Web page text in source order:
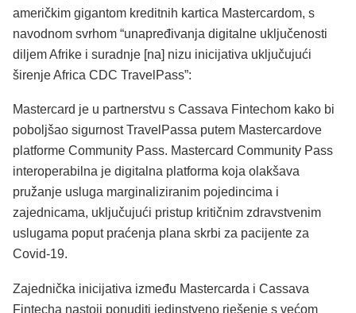
američkim gigantom kreditnih kartica Mastercardom, s
navodnom svrhom “unapređivanja digitalne uključenosti
diljem Afrike i suradnje [na] nizu inicijativa uključujući
širenje Africa CDC TravelPass”:
Mastercard je u partnerstvu s Cassava Fintechom kako bi
poboljšao sigurnost TravelPassa putem Mastercardove
platforme Community Pass. Mastercard Community Pass
interoperabilna je digitalna platforma koja olakšava
pružanje usluga marginaliziranim pojedincima i
zajednicama, uključujući pristup kritičnim zdravstvenim
uslugama poput praćenja plana skrbi za pacijente za
Covid-19.
Zajednička inicijativa između Mastercarda i Cassava
Fintecha nastoji ponuditi jedinstveno rješenje s većom